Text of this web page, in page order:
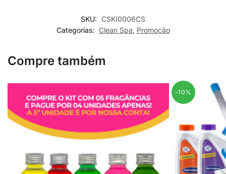
SKU:
CSKI0006CS
Categorias:
Clean Spa, Promoção
Compre também
-10%